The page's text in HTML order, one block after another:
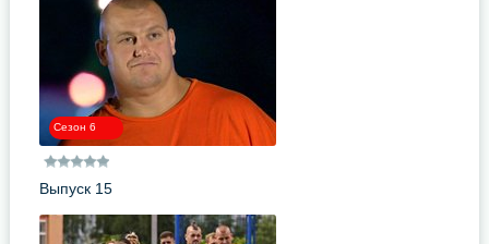
Сезон 6
Выпуск 15